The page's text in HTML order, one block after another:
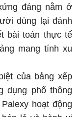
đáng nằm ở
dùng lại đánh
bài toán thực tế
mang tính xu
của bảng xếp
dụng phổ thông
hoạt động